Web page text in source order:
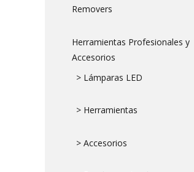
Removers
Herramientas Profesionales y
Accesorios
> Lámparas LED
> Herramientas
> Accesorios